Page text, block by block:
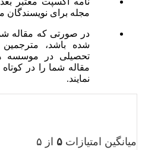
مجله برای نویسندگان
در صورتی که مقاله
شده باشد،
تحصیلی در موسسه
مقاله شما را در
نمایند.
میانگین امتیازات ۵ از ۵